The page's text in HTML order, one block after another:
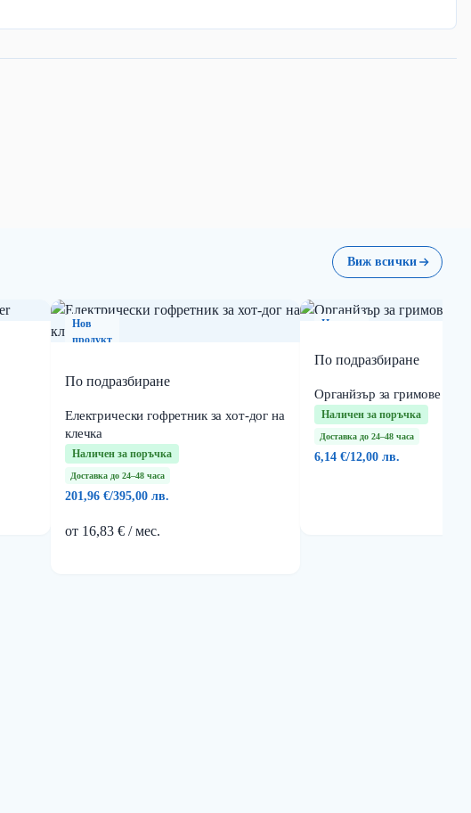
Виж всички
Нов
продукт
По подразбиране
Електрически гофретник за хот-дог на
клечка
Наличен за поръчка
Доставка до 24–48 часа
201,96 €/395,00 лв.
от 16,83 € / мес.
Нов
По подразбиране
Органйзър за гримове и
Наличен за поръчка
Доставка до 24–48 часа
6,14 €/12,00 лв.